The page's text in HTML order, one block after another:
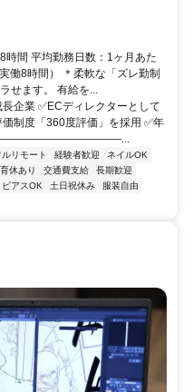
時間 平均勤務日数：1ヶ月あた
働8時間） ＊柔軟な「ズレ勤制
せます。 有給を...
企業 ✅ECディレクターとして
制度「360度評価」を採用 ✅年
―――――――――――――...
ルリモート 経験者歓迎
ネイルOK
育休あり 交通費支給
長期歓迎
ピアスOK 土日祝休み
服装自由